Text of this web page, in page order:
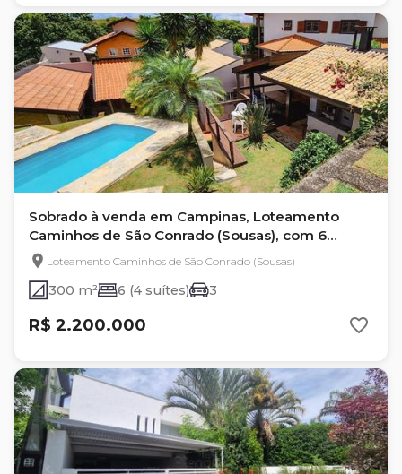
Sobrado à venda em Campinas, Loteamento
Caminhos de São Conrado (Sousas), com 6
quartos, com 300 m²
Loteamento Caminhos de São Conrado (Sousas)
300 m² 6 (4 suítes) 3
R$ 2.200.000